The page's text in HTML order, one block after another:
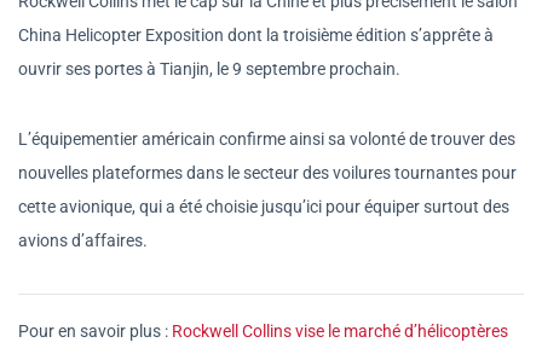
China Helicopter Exposition dont la troisième édition s’apprête à
ouvrir ses portes à Tianjin, le 9 septembre prochain.
L’équipementier américain confirme ainsi sa volonté de trouver des
nouvelles plateformes dans le secteur des voilures tournantes pour
cette avionique, qui a été choisie jusqu’ici pour équiper surtout des
avions d’affaires.
Pour en savoir plus : Rockwell Collins vise le marché d’hélicoptères